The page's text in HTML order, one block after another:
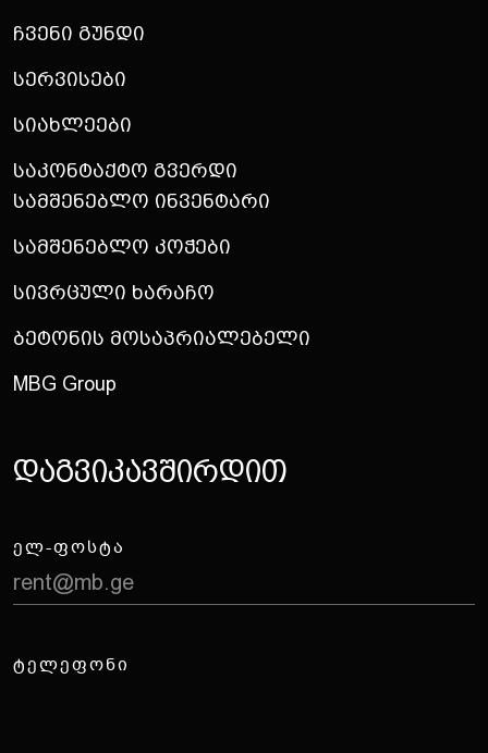
Ჩვენი Გუნდი
Სერვისები
Სიახლეები
Საკონტაქტო Გვერდი
Სამშენებლო Ინვენტარი
Სამშენებლო Კოჭები
Სივრცული Ხარაჩო
Ბეტონის Მოსაპრიალებელი
MBG Group
Დაგვიკავშირდით
ᲔᲚ-ᲤᲝᲡᲢᲐ
rent@mb.ge
ᲢᲔᲚᲔᲤᲝᲜᲘ